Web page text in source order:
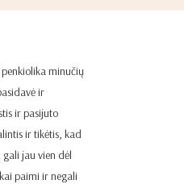
minučių
ir
ir pasijuto
ir tikėtis, kad
jau vien dėl
paimi ir negali